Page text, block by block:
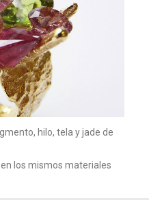
hilo, tela y jade de
los mismos materiales